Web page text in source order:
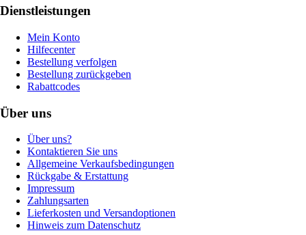
Dienstleistungen
Mein Konto
Hilfecenter
Bestellung verfolgen
Bestellung zurückgeben
Rabattcodes
Über uns
Über uns?
Kontaktieren Sie uns
Allgemeine Verkaufsbedingungen
Rückgabe & Erstattung
Impressum
Zahlungsarten
Lieferkosten und Versandoptionen
Hinweis zum Datenschutz